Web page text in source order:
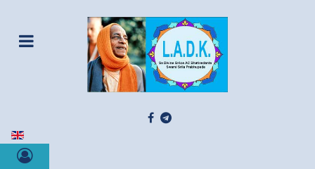
Sélectionnez votre langue